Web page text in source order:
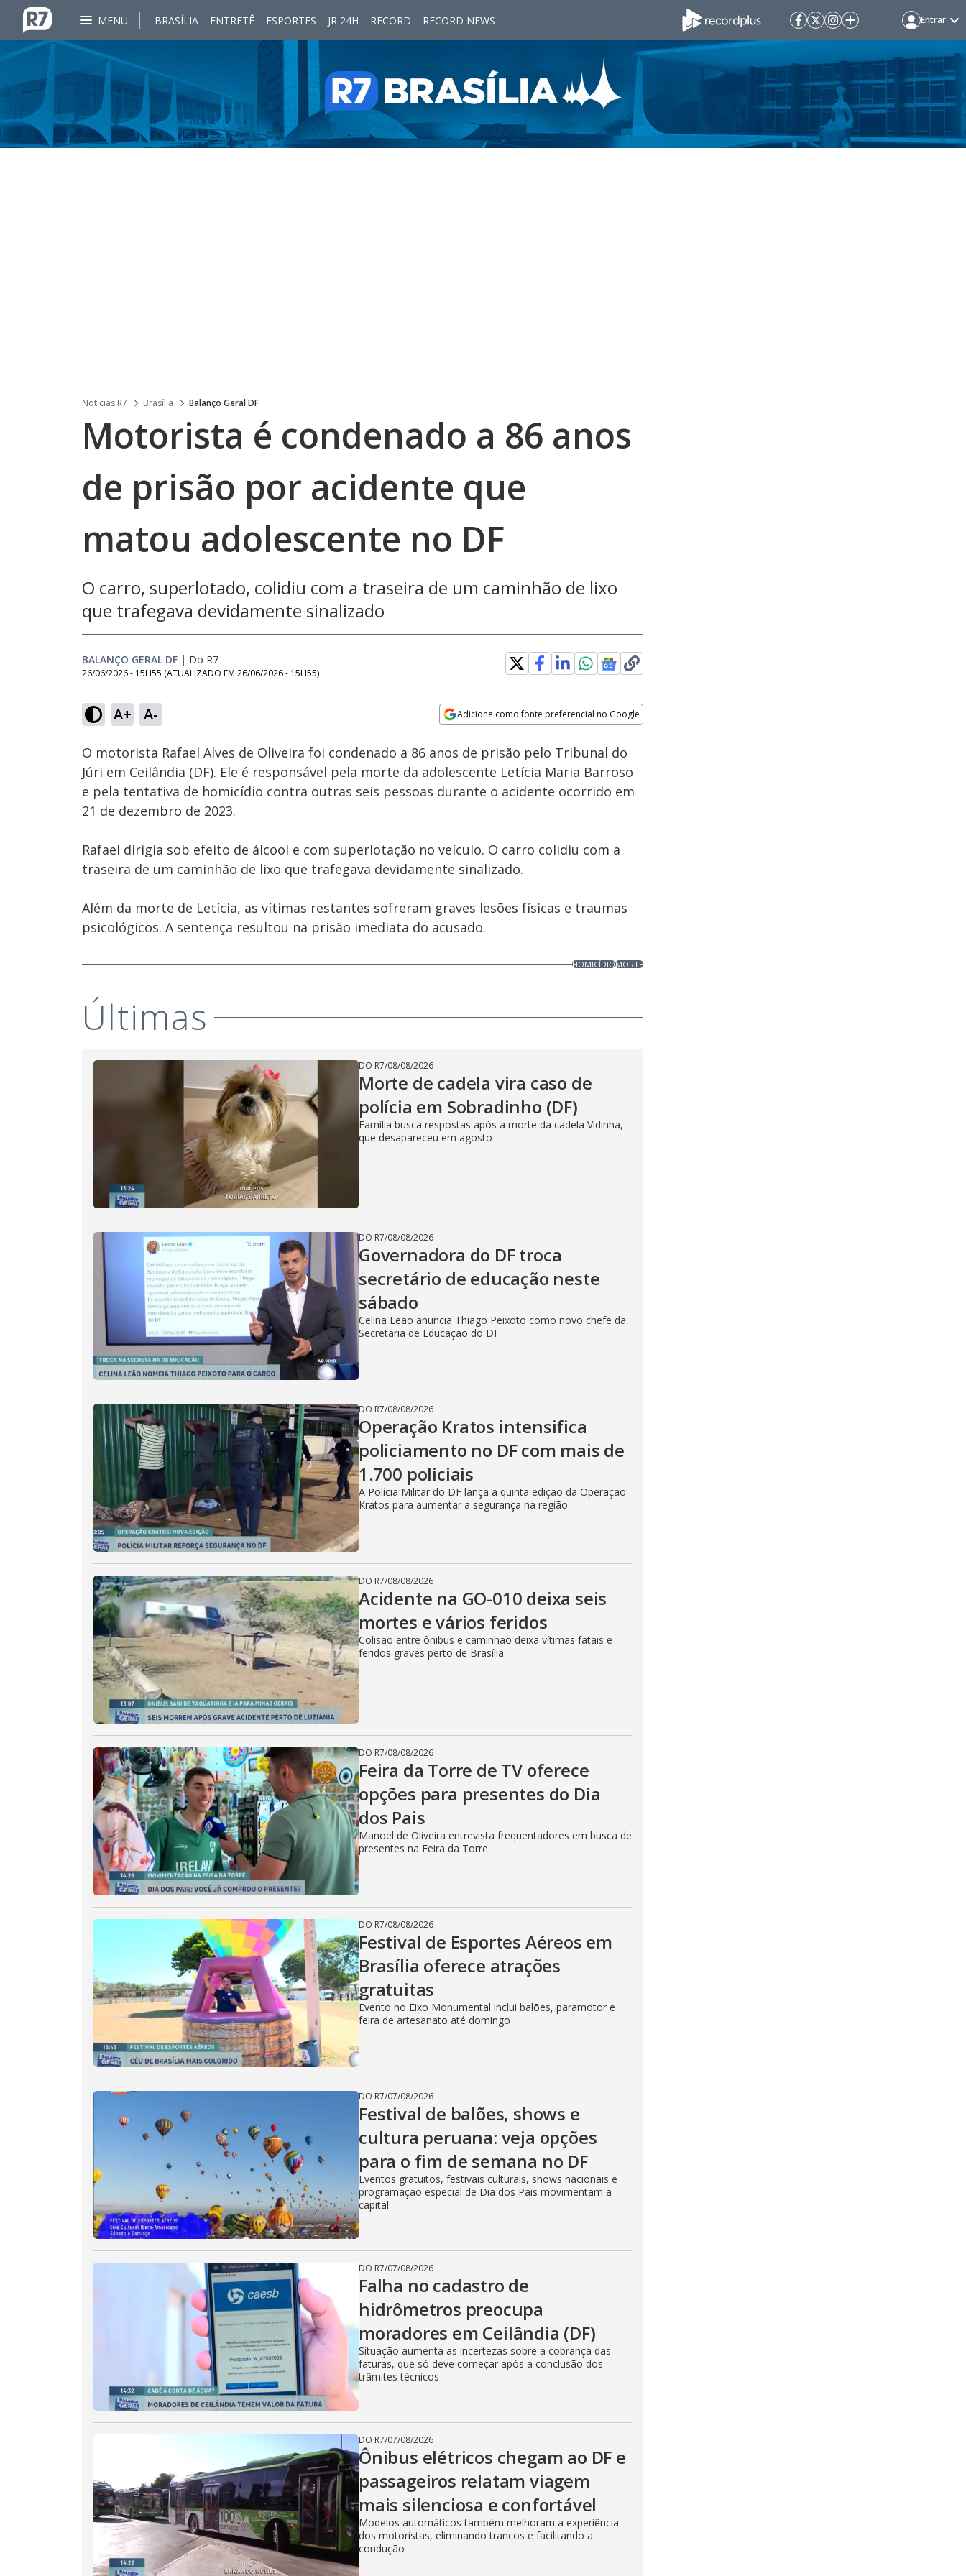
MENU BRASÍLIA ENTRETÊ ESPORTES JR 24H RECORD RECORD NEWS Entrar
Noticias R7 Brasília Balanço Geral DF
Motorista é condenado a 86 anos
de prisão por acidente que
matou adolescente no DF
O carro, superlotado, colidiu com a traseira de um caminhão de lixo
que trafegava devidamente sinalizado
BALANÇO GERAL DF | Do R7
26/06/2026 - 15H55 (ATUALIZADO EM 26/06/2026 - 15H55)
A+ A- Adicione como fonte preferencial no Google
Ativar
Som
Velocidade
O motorista Rafael Alves de Oliveira foi condenado a 86 anos de prisão pelo Tribunal do
Júri em Ceilândia (DF). Ele é responsável pela morte da adolescente Letícia Maria Barroso
e pela tentativa de homicídio contra outras seis pessoas durante o acidente ocorrido em
21 de dezembro de 2023.
Rafael dirigia sob efeito de álcool e com superlotação no veículo. O carro colidiu com a
traseira de um caminhão de lixo que trafegava devidamente sinalizado.
Além da morte de Letícia, as vítimas restantes sofreram graves lesões físicas e traumas
psicológicos. A sentença resultou na prisão imediata do acusado.
HOMICÍDIOMORTE
Últimas
DO R7/08/08/2026
Morte de cadela vira caso de
polícia em Sobradinho (DF)
Família busca respostas após a morte da cadela Vidinha,
que desapareceu em agosto
DO R7/08/08/2026
Governadora do DF troca
secretário de educação neste
sábado
Celina Leão anuncia Thiago Peixoto como novo chefe da
Secretaria de Educação do DF
DO R7/08/08/2026
Operação Kratos intensifica
policiamento no DF com mais de
1.700 policiais
A Polícia Militar do DF lança a quinta edição da Operação
Kratos para aumentar a segurança na região
DO R7/08/08/2026
Acidente na GO-010 deixa seis
mortes e vários feridos
Colisão entre ônibus e caminhão deixa vítimas fatais e
feridos graves perto de Brasília
DO R7/08/08/2026
Feira da Torre de TV oferece
opções para presentes do Dia
dos Pais
Manoel de Oliveira entrevista frequentadores em busca de
presentes na Feira da Torre
DO R7/08/08/2026
Festival de Esportes Aéreos em
Brasília oferece atrações
gratuitas
Evento no Eixo Monumental inclui balões, paramotor e
feira de artesanato até domingo
DO R7/07/08/2026
Festival de balões, shows e
cultura peruana: veja opções
para o fim de semana no DF
Eventos gratuitos, festivais culturais, shows nacionais e
programação especial de Dia dos Pais movimentam a
capital
DO R7/07/08/2026
Falha no cadastro de
hidrômetros preocupa
moradores em Ceilândia (DF)
Situação aumenta as incertezas sobre a cobrança das
faturas, que só deve começar após a conclusão dos
trâmites técnicos
DO R7/07/08/2026
Ônibus elétricos chegam ao DF e
passageiros relatam viagem
mais silenciosa e confortável
Modelos automáticos também melhoram a experiência
dos motoristas, eliminando trancos e facilitando a
condução